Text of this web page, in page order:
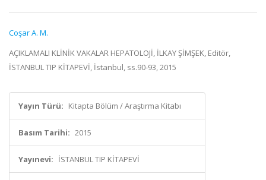
Coşar A. M.
AÇIKLAMALI KLİNİK VAKALAR HEPATOLOJİ, İLKAY ŞİMŞEK, Editör,
İSTANBUL TIP KİTAPEVİ, İstanbul, ss.90-93, 2015
Yayın Türü: Kitapta Bölüm / Araştırma Kitabı
Basım Tarihi: 2015
Yayınevi: İSTANBUL TIP KİTAPEVİ